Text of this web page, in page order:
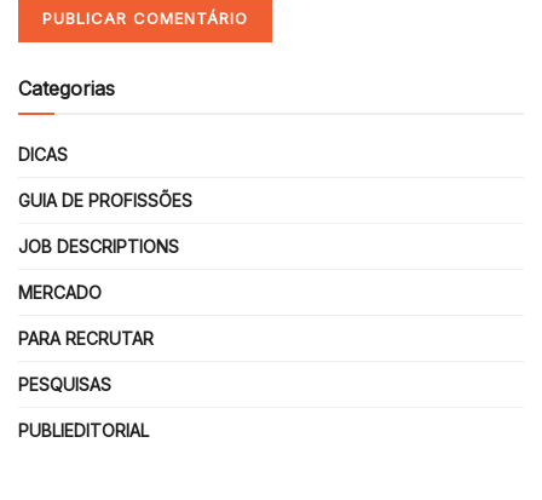
Categorias
DICAS
GUIA DE PROFISSÕES
JOB DESCRIPTIONS
MERCADO
PARA RECRUTAR
PESQUISAS
PUBLIEDITORIAL